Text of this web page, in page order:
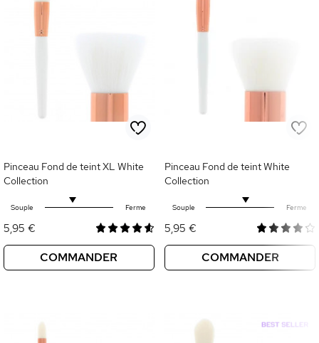
Pinceau Fond de teint XL White
Collection
Souple Ferme
5,95 €
COMMANDER
Pinceau Fond de teint White
Collection
Souple Ferme
5,95 €
COMMANDER